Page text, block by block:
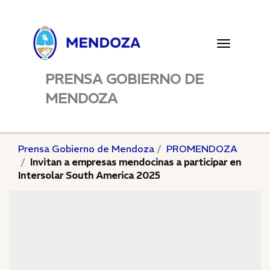
Toggle
PRENSA GOBIERNO DE
MENDOZA
Prensa Gobierno de Mendoza
PROMENDOZA
Invitan a empresas mendocinas a participar en
Intersolar South America 2025